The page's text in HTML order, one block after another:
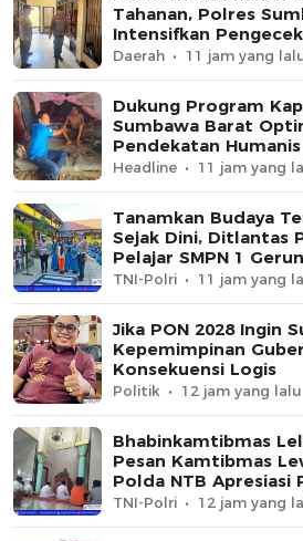
Tahanan, Polres
Intensifkan
Berkala
Daerah 11 jam yang
Dukung Program
Sumbawa Barat
Pendekatan
Headline 11 jam yang
Tanamkan Budaya
Sejak Dini, Ditlantas
Pelajar SMPN 1
TNI-Polri 11 jam yang
Jika PON 2028 Ingin
Kepemimpinan
Konsekuensi Logis
Politik 12 jam yang lalu
Bhabinkamtibmas
Pesan Kamtibmas
Polda NTB Apresiasi
Keagamaan
TNI-Polri 12 jam yang